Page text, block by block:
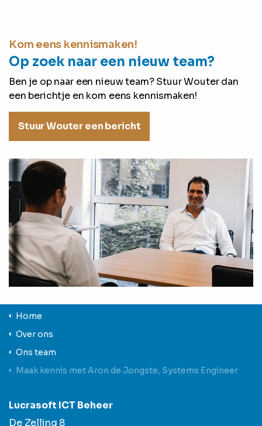
Kom eens kennismaken!
Op zoek naar een nieuw team?
Ben je op naar een nieuw team? Stuur Wouter dan
een berichtje en kom eens kennismaken!
Stuur Wouter een bericht
Home
Over ons
Ons team
Maak kennis met Aron de Jongste, Systems Engineer
Lucrasoft ICT Beheer
De Zelling 8